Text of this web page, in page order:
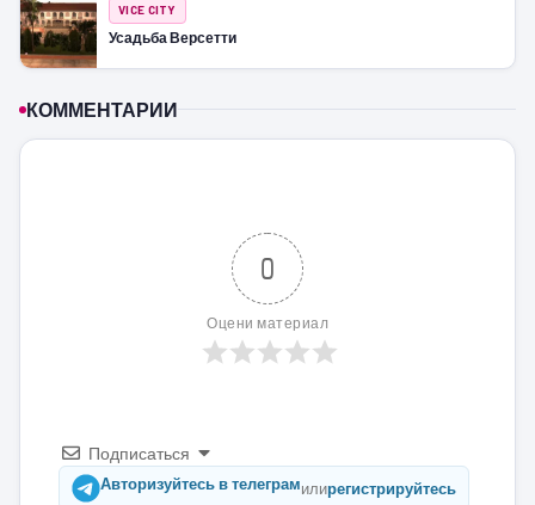
VICE CITY
Усадьба Версетти
КОММЕНТАРИИ
0
Оцени материал
Подписаться
Авторизуйтесь в телеграмилирегистрируйтесь